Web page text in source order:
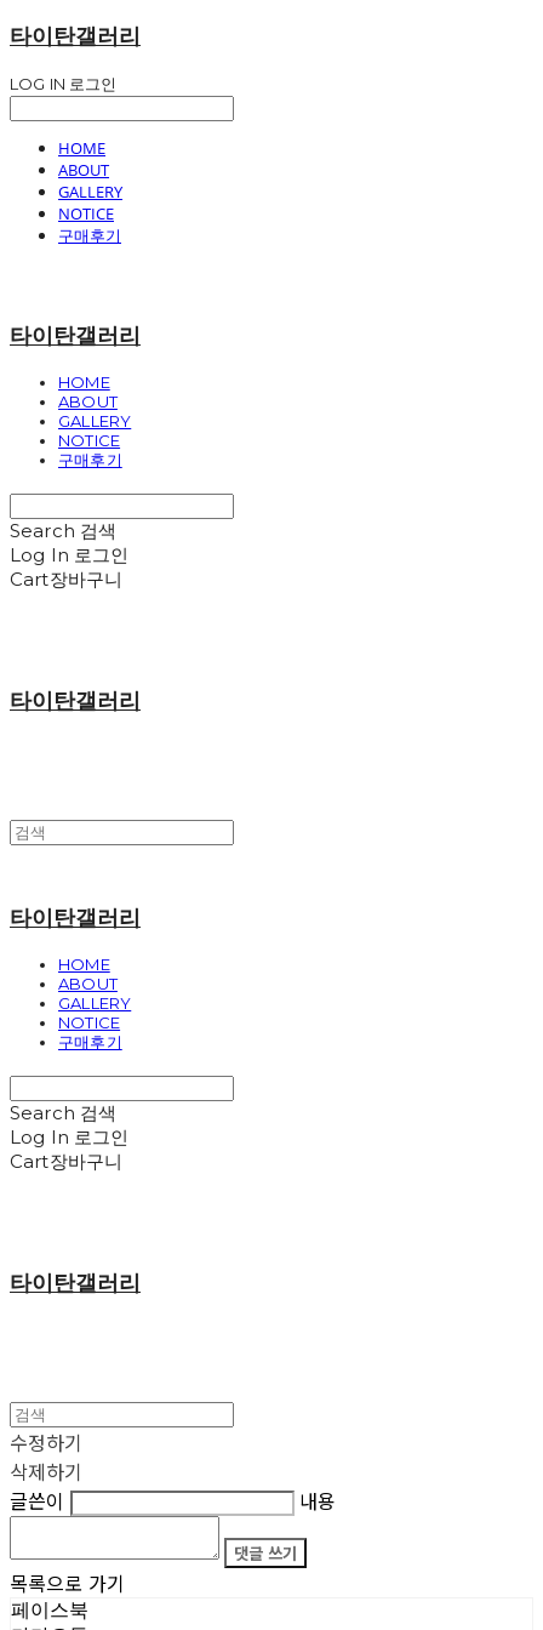
타이탄갤러리
LOG IN 로그인
HOME
ABOUT
GALLERY
NOTICE
구매후기
타이탄갤러리
HOME
ABOUT
GALLERY
NOTICE
구매후기
Search 검색
Log In 로그인
Cart장바구니
타이탄갤러리
타이탄갤러리
HOME
ABOUT
GALLERY
NOTICE
구매후기
Search 검색
Log In 로그인
Cart장바구니
타이탄갤러리
수정하기
삭제하기
글쓴이
내용
댓글 쓰기
목록으로 가기
페이스북